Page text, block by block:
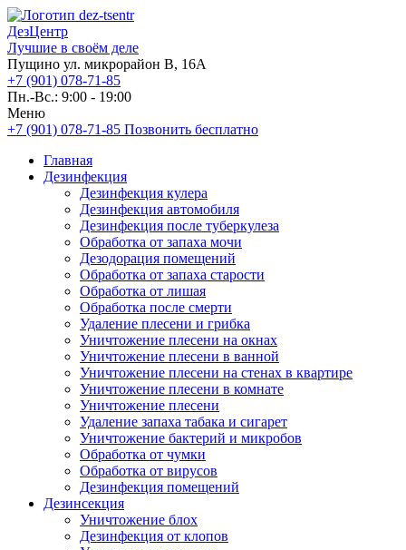
ДезЦентр
Лучшие в своём деле
Пущино ул. микрорайон В, 16А
+7 (901) 078-71-85
Пн.-Вс.: 9:00 - 19:00
Меню
+7 (901) 078-71-85 Позвонить бесплатно
Главная
Дезинфекция
Дезинфекция кулера
Дезинфекция автомобиля
Дезинфекция после туберкулеза
Обработка от запаха мочи
Дезодорация помещений
Обработка от запаха старости
Обработка от лишая
Обработка после смерти
Удаление плесени и грибка
Уничтожение плесени на окнах
Уничтожение плесени в ванной
Уничтожение плесени на стенах в квартире
Уничтожение плесени в комнате
Уничтожение плесени
Удаление запаха табака и сигарет
Уничтожение бактерий и микробов
Обработка от чумки
Обработка от вирусов
Дезинфекция помещений
Дезинсекция
Уничтожение блох
Дезинфекция от клопов